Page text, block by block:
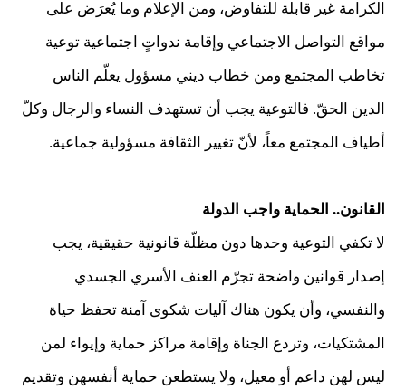
الكرامة غير قابلة للتفاوض، ومن الإعلام وما يُعرَض على
مواقع التواصل الاجتماعي وإقامة ندواتٍ اجتماعية توعية
تخاطب المجتمع ومن خطاب ديني مسؤول يعلّم الناس
الدين الحقّ. فالتوعية يجب أن تستهدف النساء والرجال وكلّ
أطياف المجتمع معاً، لأنّ تغيير الثقافة مسؤولية جماعية.
القانون.. الحماية واجب الدولة
لا تكفي التوعية وحدها دون مظلّة قانونية حقيقية، يجب
إصدار قوانين واضحة تجرّم العنف الأسري الجسدي
والنفسي، وأن يكون هناك آليات شكوى آمنة تحفظ حياة
المشتكيات، وتردع الجناة وإقامة مراكز حماية وإيواء لمن
ليس لهن داعم أو معيل، ولا يستطعن حماية أنفسهن وتقديم